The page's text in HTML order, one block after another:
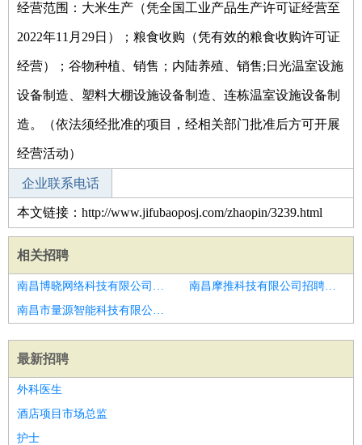
经营范围：大米生产（凭全国工业产品生产许可证经营至
2022年11月29日）；粮食收购（凭有效的粮食收购许可证
经营）；谷物种植、销售；内陆养殖、销售;日光温室设施
设备制造、塑料大棚设施设备制造、连栋温室设施设备制
造。（依法须经批准的项目，经相关部门批准后方可开展
经营活动）
企业联系电话
本文链接：http://www.jifubaoposj.com/zhaopin/3239.html
相关招聘
南昌博晓网络科技有限公司招聘物流经理
南昌摩推科技有限公司招聘运营经理主管
南昌市量源智能科技有限公司招聘物流经理
最新招聘
外科医生
酒店项目市场总监
护士